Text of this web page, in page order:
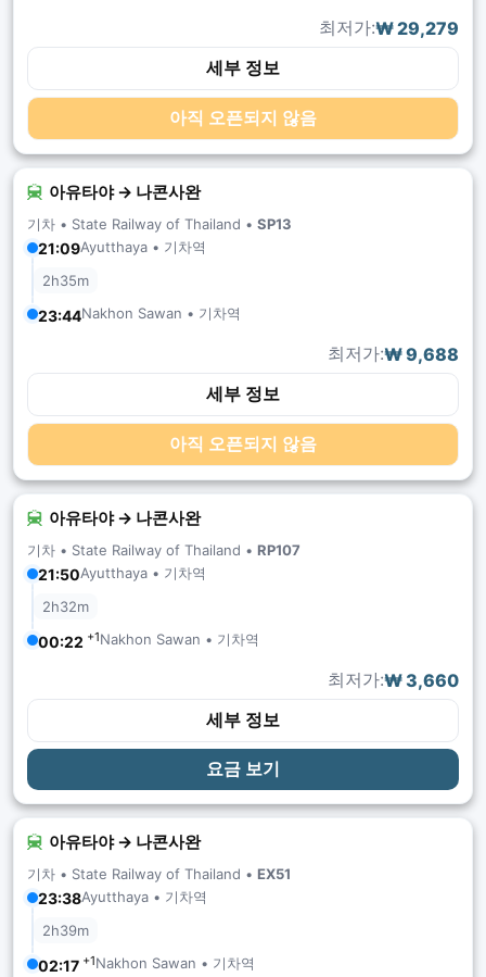
최저가:₩ 29,279
세부 정보
아직 오픈되지 않음
아유타야 → 나콘사완
기차 • State Railway of Thailand • SP13
21:09Ayutthaya • 기차역
2h35m
23:44Nakhon Sawan • 기차역
최저가:₩ 9,688
세부 정보
아직 오픈되지 않음
아유타야 → 나콘사완
기차 • State Railway of Thailand • RP107
21:50Ayutthaya • 기차역
2h32m
00:22 +1Nakhon Sawan • 기차역
최저가:₩ 3,660
세부 정보
요금 보기
아유타야 → 나콘사완
기차 • State Railway of Thailand • EX51
23:38Ayutthaya • 기차역
2h39m
02:17 +1Nakhon Sawan • 기차역